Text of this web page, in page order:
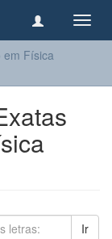
em Física
Ir